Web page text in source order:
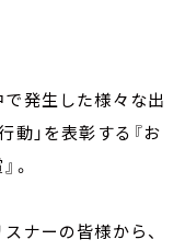
発生した様々な出
動」を表彰する『お
。
ナーの皆様から、